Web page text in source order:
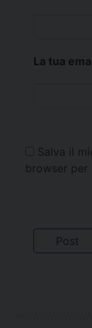
La tua
Salva il
browser per